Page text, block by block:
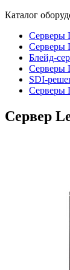
Каталог
Серверы
Серверы
Блейд-
Cерверы
SDI-
Серверы
Сервер